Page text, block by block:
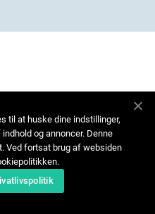
til at huske dine indstillinger,
og annoncer. Denne
Ved fortsat brug af websiden